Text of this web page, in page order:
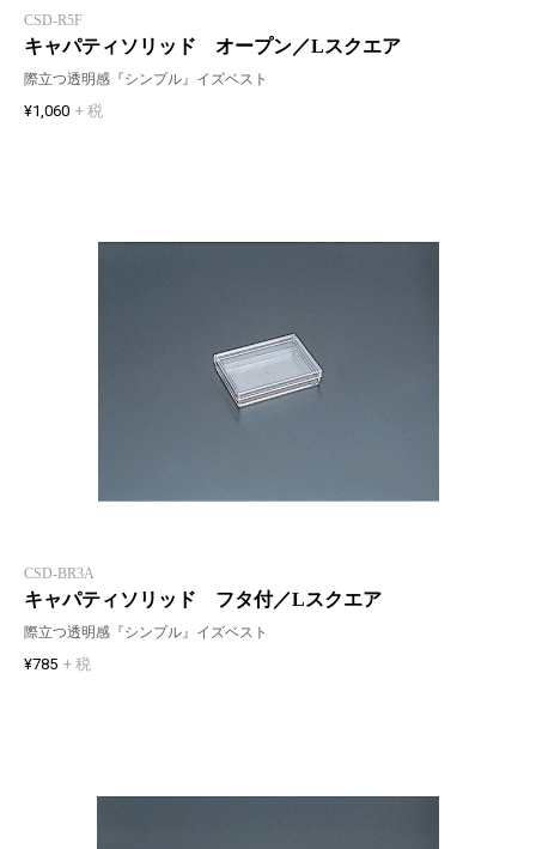
CSD-R5F
キャパティソリッド オープン／Lスクエア
際立つ透明感『シンプル』イズベスト
¥1,060 + 税
CSD-BR3A
キャパティソリッド フタ付／Lスクエア
際立つ透明感『シンプル』イズベスト
¥785 + 税